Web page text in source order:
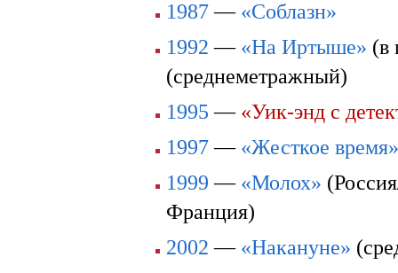
1987— «Соблазн»
1992 — «На Иртыше» (в
(среднеметражный)
1995 — «Уик-энд с
1997— «Жесткое время»
1999 — «Молох»
Франция)
2002 — «Накануне»